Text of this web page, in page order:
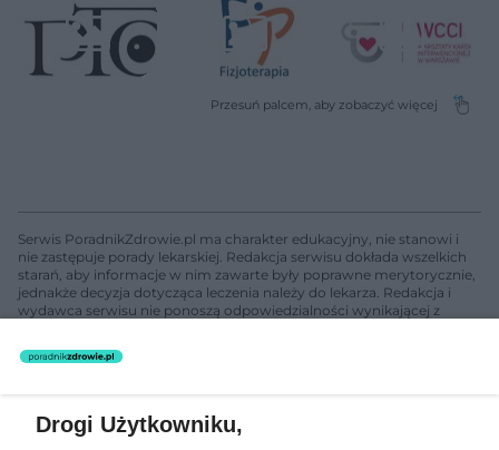
Serwis PoradnikZdrowie.pl ma charakter edukacyjny, nie stanowi i
nie zastępuje porady lekarskiej. Redakcja serwisu dokłada wszelkich
starań, aby informacje w nim zawarte były poprawne merytorycznie,
jednakże decyzja dotycząca leczenia należy do lekarza. Redakcja i
wydawca serwisu nie ponoszą odpowiedzialności wynikającej z
świadczeń zdrowotnych w rozumieniu art. 3 ust 1 ustawy o
Drogi Użytkowniku,